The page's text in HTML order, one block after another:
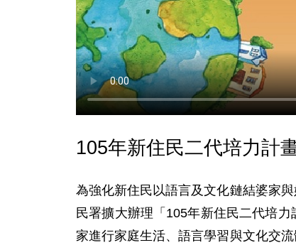
105年新住民二代培力計
為強化新住民以語言及文化鏈結婆家
民署擴大辦理「105年新住民二代培
家進行家庭生活、語言學習與文化交